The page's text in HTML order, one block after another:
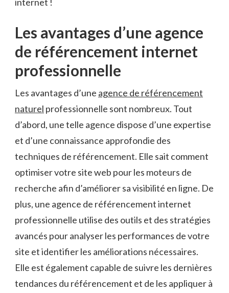
Les avantages d’une agence
de référencement internet
professionnelle
Les avantages d’une agence de référencement
naturel professionnelle sont nombreux. Tout
d’abord, une telle agence dispose d’une expertise
et d’une connaissance approfondie des
techniques de référencement. Elle sait comment
optimiser votre site web pour les moteurs de
recherche afin d’améliorer sa visibilité en ligne. De
plus, une agence de référencement internet
professionnelle utilise des outils et des stratégies
avancés pour analyser les performances de votre
site et identifier les améliorations nécessaires.
Elle est également capable de suivre les dernières
tendances du référencement et de les appliquer à